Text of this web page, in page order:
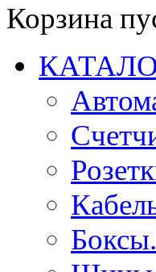
Корзина